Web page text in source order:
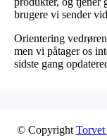
brugere vi sender
Orientering
men vi påtager os
sidste gang
© Copyright Torvet